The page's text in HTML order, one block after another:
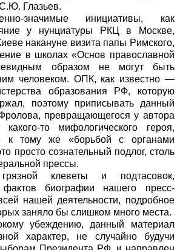
Глазьев.
значимые инициативы, как
у нунциатуры РКЦ в Москве,
накануне визита папы Римского,
в школах «Основ православной
образом не могут быть
человеком. ОПК, как известно —
образования РФ, которую
поэтому приписывать данный
превращающегося у автора
то мифологического героя,
к тому же «борьбой с органами
просто сознательный подлог, столь
прессы.
клеветы и подтасовок,
биографии нашего пресс-
нашей деятельности, подробное
заняло бы слишком много места.
убеждению, данный материал
характер, не случайно будучи